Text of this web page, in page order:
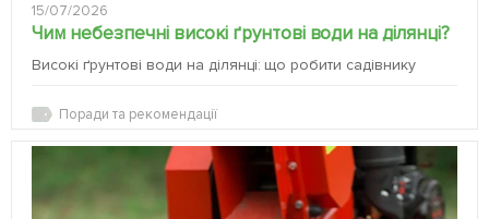
15/07/2026
Чим небезпечні високі ґрунтові води на ділянці?
Високі ґрунтові води на ділянці: що робити садівнику
Поради та рекомендації